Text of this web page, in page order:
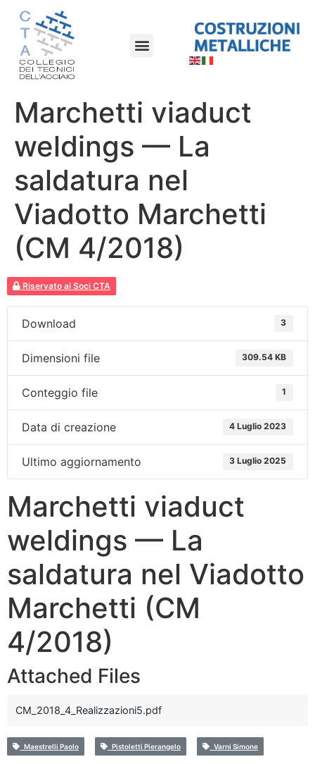
Marchetti viaduct
weldings — La
saldatura nel
Viadotto Marchetti
(CM 4/2018)
Riservato ai Soci CTA
Download 3
Dimensioni file 309.54 KB
Conteggio file 1
Data di creazione 4 Luglio 2023
Ultimo aggiornamento 3 Luglio 2025
Marchetti viaduct
weldings — La
saldatura nel Viadotto
Marchetti (CM
4/2018)
Attached Files
CM_2018_4_Realizzazioni5.pdf
Maestrelli Paolo Pistoletti Pierangelo Varni Simone